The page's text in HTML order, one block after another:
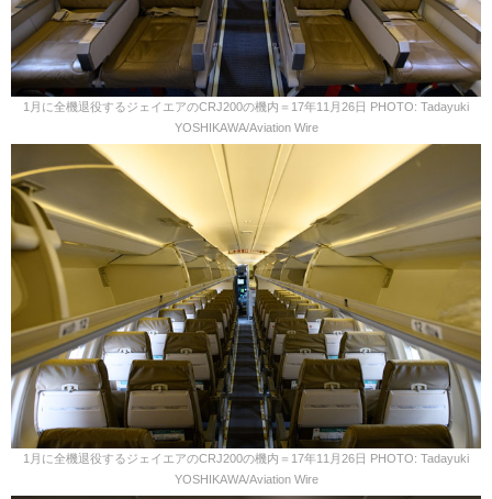
1月に全機退役するジェイエアのCRJ200の機内＝17年11月26日 PHOTO: Tadayuki
YOSHIKAWA/Aviation Wire
1月に全機退役するジェイエアのCRJ200の機内＝17年11月26日 PHOTO: Tadayuki
YOSHIKAWA/Aviation Wire